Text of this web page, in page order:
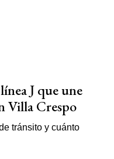
J que une
Villa Crespo